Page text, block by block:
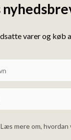
varer og køb
Læs mere om, hvordan